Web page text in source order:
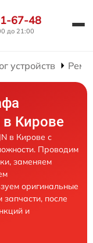
67-48
до 21:00
устройств
в Кирове
в Кирове с
Проводим
заменяем
оригинальные
после
и